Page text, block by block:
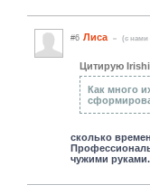
#6 Лиса (c нами
Цитирую
Как много
сколько
чужими руками.